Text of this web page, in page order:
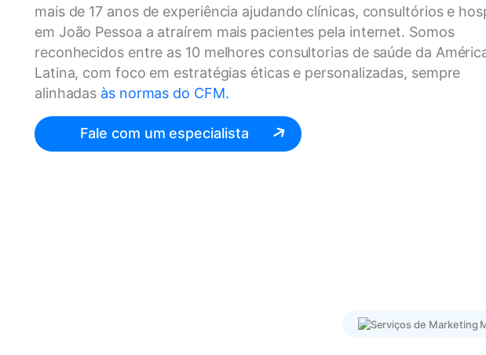
mais de 17 anos de experiência ajudando clínicas, consultórios e
em João Pessoa a atraírem mais pacientes pela internet. Somos
reconhecidos entre as 10 melhores consultorias de saúde da
Latina, com foco em estratégias éticas e personalizadas, sempre
alinhadas às normas do CFM.
Fale com um especialista